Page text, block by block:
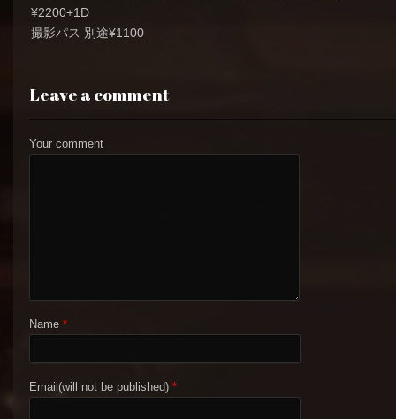
¥2200+1D
撮影パス 別途¥1100
Leave a comment
Your comment
Name *
Email(will not be published) *